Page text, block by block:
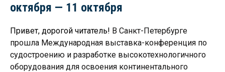
октября — 11 октября
Привет, дорогой читатель! В Санкт-Петербурге
прошла Международная выставка-конференция по
судостроению и разработке высокотехнологичного
оборудования для освоения континентального